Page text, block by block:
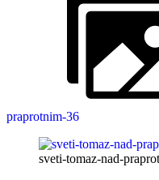
praprotnim-36
sveti-tomaz-nad-